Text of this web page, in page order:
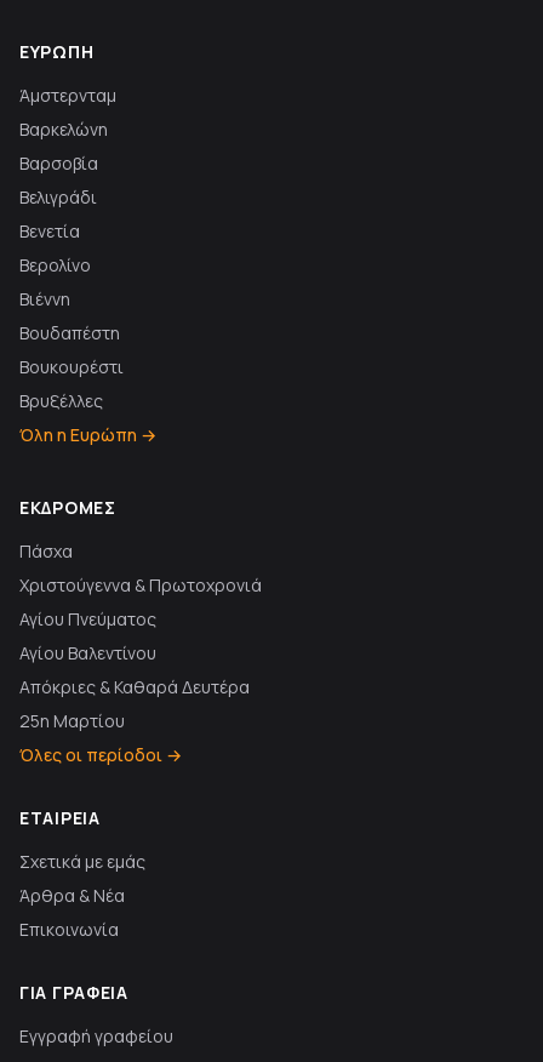
ΕΥΡΏΠΗ
Άμστερνταμ
Βαρκελώνη
Βαρσοβία
Βελιγράδι
Βενετία
Βερολίνο
Βιέννη
Βουδαπέστη
Βουκουρέστι
Βρυξέλλες
Όλη η Ευρώπη →
ΕΚΔΡΟΜΈΣ
Πάσχα
Χριστούγεννα & Πρωτοχρονιά
Αγίου Πνεύματος
Αγίου Βαλεντίνου
Απόκριες & Καθαρά Δευτέρα
25η Μαρτίου
Όλες οι περίοδοι →
ΕΤΑΙΡΕΊΑ
Σχετικά με εμάς
Άρθρα & Νέα
Επικοινωνία
ΓΙΑ ΓΡΑΦΕΊΑ
Εγγραφή γραφείου